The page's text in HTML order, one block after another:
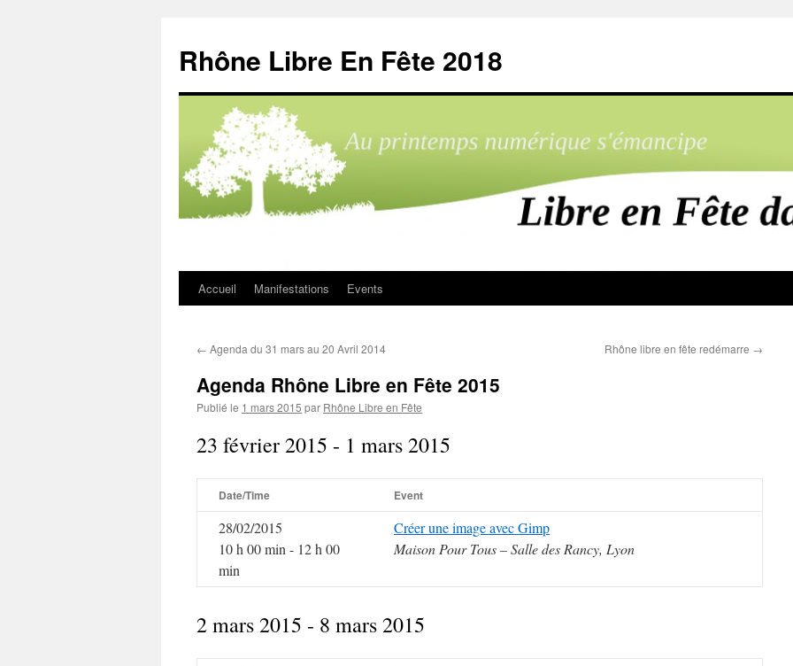
contenu
Rhône Libre En Fête 2018
Accueil Manifestations Events
← Agenda du 31 mars au 20 Avril 2014 Rhône libre en fête redémarre →
Agenda Rhône Libre en Fête 2015
Publié le 1 mars 2015 par Rhône Libre en Fête
23 février 2015 - 1 mars 2015
Date/Time Event
28/02/2015
10 h 00 min - 12 h 00
min
Créer une image avec Gimp
Maison Pour Tous – Salle des Rancy, Lyon
2 mars 2015 - 8 mars 2015